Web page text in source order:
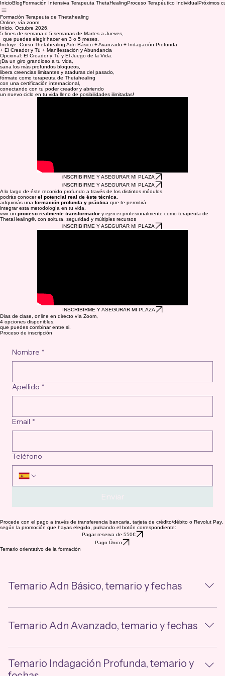
InicioBlogFormación Intensiva Terapeuta ThetaHealingProceso Terapéutico IndividualPróximos
Formación Terapeuta de Thetahealing
Online, vía zoom
Inicio, Octubre 2026.
5 fines de semana o 5 semanas de Martes a Jueves,
que puedes elegir hacer en 3 o 5 meses,
Incluye: Curso Thetahealing Adn Básico + Avanzado + Indagación Profunda
+ El Creador y Tú + Manifestación y Abundancia
Opcional: El Creador y Tú y El Juego de la Vida.
¡Da un giro grandioso a tu vida,
sana los más profundos bloqueos,
libera creencias limitantes y ataduras del pasado,
fórmate como terapeuta de Thetahealing
con una certificación internacional,
conectando con tu poder creador y abriendo
un nuevo ciclo en tu vida lleno de posibilidades ilimitadas!
iNSCRIBIRME Y ASEGURAR MI PLAZA
iNSCRIBIRME Y ASEGURAR MI PLAZA
A lo largo de éste recorrido profundo a través de los distintos módulos,
podrás conocerel potencial real de éste técnica
adquirirás una formación profunda y práctica que te permitirá
integrar esta metodología en tu vida,
vivir un proceso realmente transformador y ejercer profesionalmente como terapeuta de
ThetaHealing®, con soltura, seguridad y múltiples recursos
iNSCRIBIRME Y ASEGURAR MI PLAZA
INSCRIBIRME Y ASEGURAR MI PLAZA
Días de clase, online en directo vía Zoom,
4 opciones disponibles,
que puedes combinar entre si.
Proceso de inscripción
Nombre *
Apellido *
Email *
Teléfono
Enviar
Procede con el pago a través de transferencia bancaria, tarjeta de crédito/débito o Revolut Pay,
según la promoción que hayas elegido, pulsando el botón correspondiente:
Pagar reserva de 550€
Pago Único
Temario orientativo de la formación
Temario Adn Básico, temario y fechas
Convocatorias:Del 2 al 4 de OctubreHorario a elegir: De
17:00h a 22:30h (hora de España)Valor: 450€Temario
orientativo:El poder del pensamientoLas ondas
cerebralesLos ChakrasLos sentidos psíquicosEscaneo
intuitivo del cuerpo humanoAprender a conectarse con
el estado ThetaSanaciónAuto-sanaciónProceso de
Temario Adn Avanzado, temario y fechas
Del 16 al 18 de OctubreDe 17:00h a 22:30h (hora de
España)Valor: 450€Temario orientativo:El instructor
descargará sobre los alumnos más de 600 sentimientos
Temario Indagación Profunda, temario y